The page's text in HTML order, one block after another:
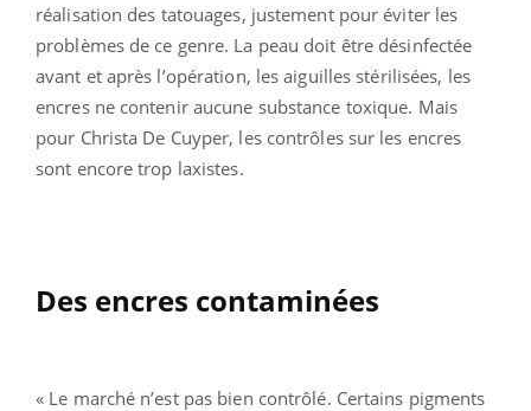
réalisation des tatouages, justement pour éviter les
problèmes de ce genre. La peau doit être désinfectée
avant et après l’opération, les aiguilles stérilisées, les
encres ne contenir aucune substance toxique. Mais
pour Christa De Cuyper, les contrôles sur les encres
sont encore trop laxistes.
Des encres contaminées
« Le marché n’est pas bien contrôlé. Certains pigments